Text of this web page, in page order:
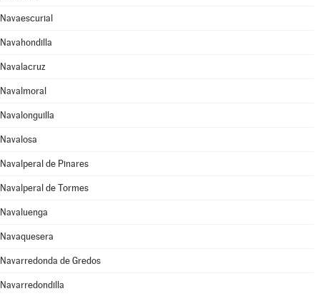
Navaescurial
Navahondilla
Navalacruz
Navalmoral
Navalonguilla
Navalosa
Navalperal de Pinares
Navalperal de Tormes
Navaluenga
Navaquesera
Navarredonda de Gredos
Navarredondilla